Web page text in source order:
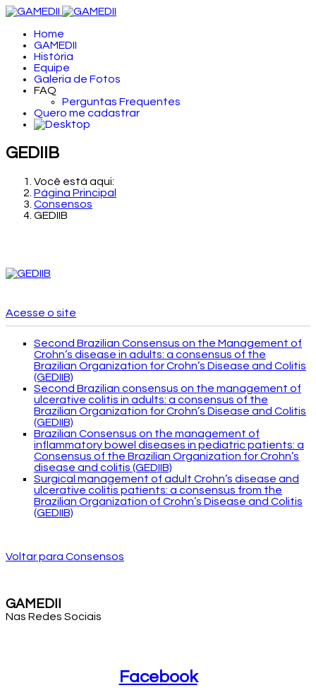
Home
GAMEDII
História
Equipe
Galeria de Fotos
FAQ
Perguntas Frequentes
Quero me cadastrar
GEDIIB
Você está aqui:
Página Principal
Consensos
GEDIIB
Acesse o site
Second Brazilian Consensus on the Management of
Crohn’s disease in adults: a consensus of the
Brazilian Organization for Crohn’s Disease and Colitis
(GEDIIB)
Second Brazilian consensus on the management of
ulcerative colitis in adults: a consensus of the
Brazilian Organization for Crohn’s Disease and Colitis
(GEDIIB)
Brazilian Consensus on the management of
inflammatory bowel diseases in pediatric patients: a
Consensus of the Brazilian Organization for Crohn’s
disease and colitis (GEDIIB)
Surgical management of adult Crohn’s disease and
ulcerative colitis patients: a consensus from the
Brazilian Organization of Crohn’s Disease and Colitis
(GEDIIB)
Voltar para Consensos
GAMEDII
Nas Redes Sociais
Facebook